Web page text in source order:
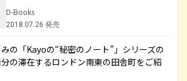
D-Books
2018.07.26 発売
の「Kayoの“秘密のノート”」シリーズの
の滞在するロンドン南東の田舎町をご紹